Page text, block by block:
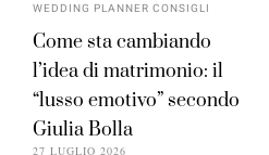
WEDDING PLANNER CONSIGLI
Come sta cambiando
l’idea di matrimonio: il
“lusso emotivo” secondo
Giulia Bolla
27 LUGLIO 2026